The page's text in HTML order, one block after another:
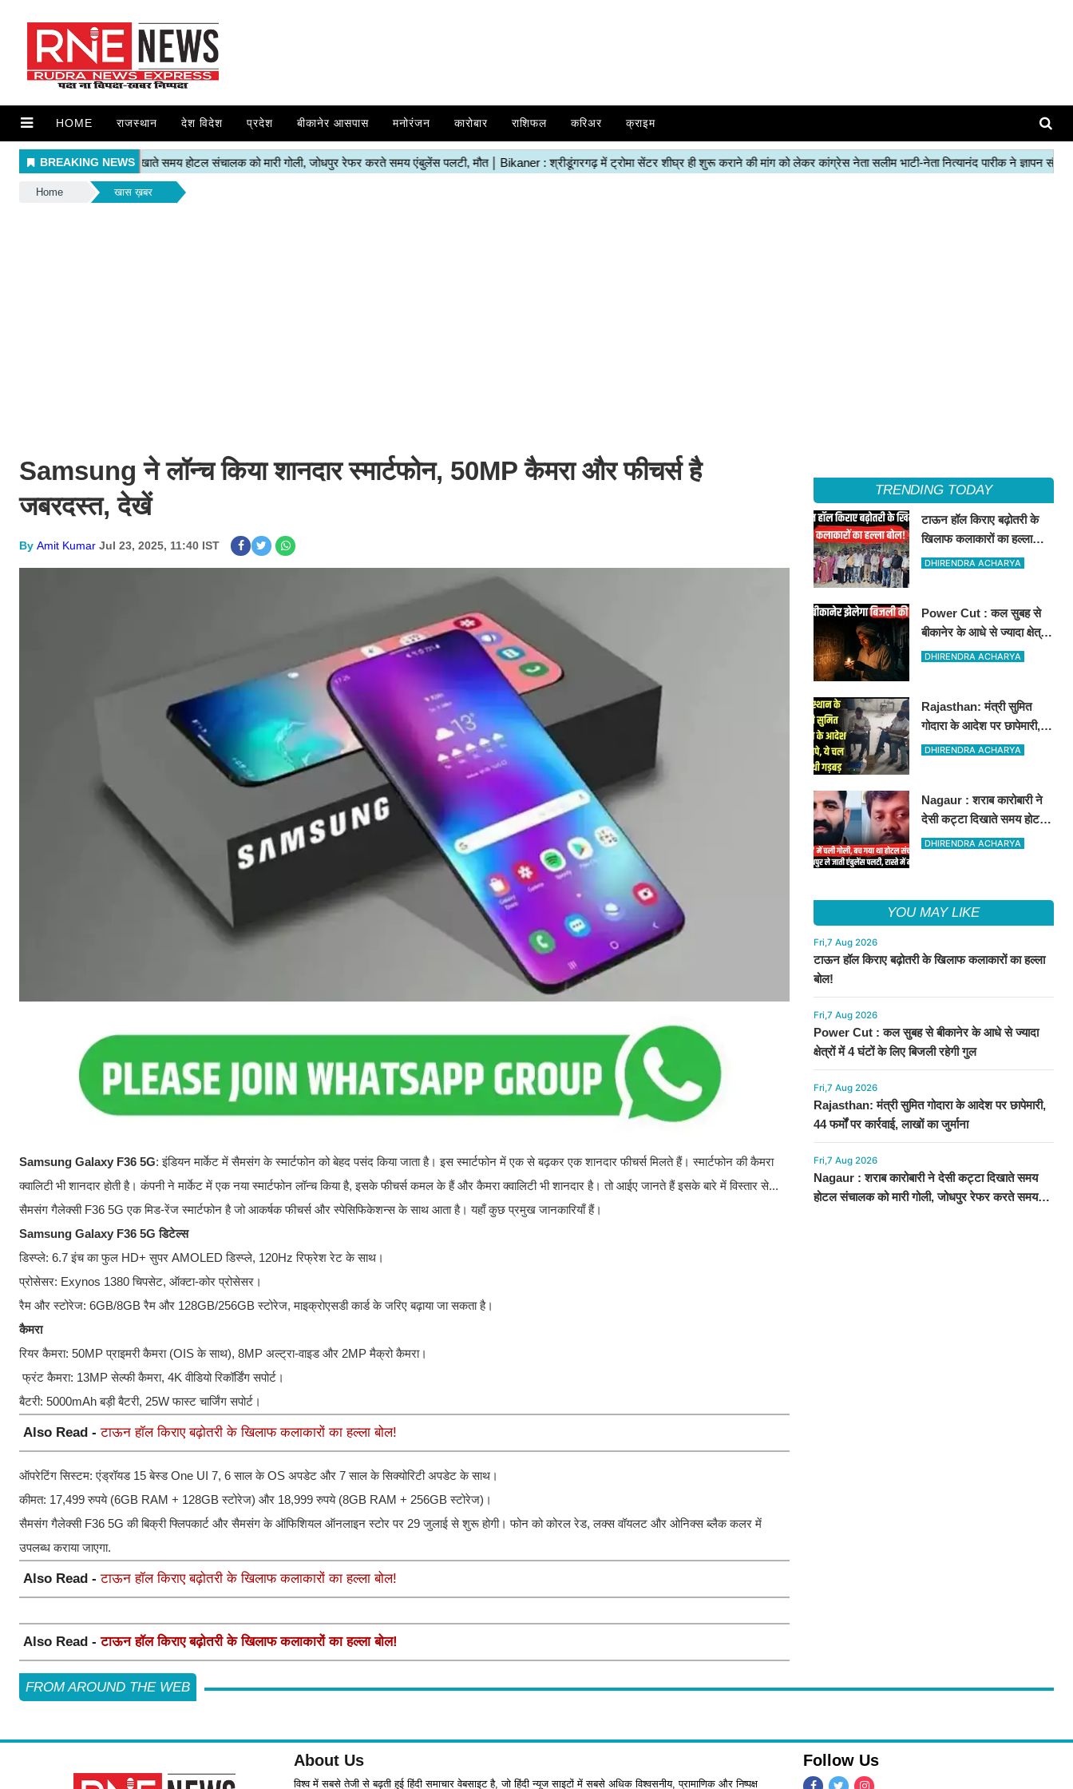
HOME राजस्थान देश विदेश प्रदेश बीकानेर आसपास मनोरंजन कारोबार राशिफल करिअर क्राइम
Home खास ख़बर
Samsung ने लॉन्च किया शानदार स्मार्टफोन, 50MP कैमरा और फीचर्स है
जबरदस्त, देखें
By Amit Kumar Jul 23, 2025, 11:40 IST
Samsung Galaxy F36 5G: इंडियन मार्केट में सैमसंग के स्मार्टफोन को बेहद पसंद किया जाता है। इस स्मार्टफोन में एक से बढ़कर एक शानदार फीचर्स मिलते हैं। स्मार्टफोन की कैमरा
क्वालिटी भी शानदार होती है। कंपनी ने मार्केट में एक नया स्मार्टफोन लॉन्च किया है, इसके फीचर्स कमल के हैं और कैमरा क्वालिटी भी शानदार है। तो आईए जानते हैं इसके बारे में विस्तार से...
सैमसंग गैलेक्सी F36 5G एक मिड-रेंज स्मार्टफोन है जो आकर्षक फीचर्स और स्पेसिफिकेशन्स के साथ आता है। यहाँ कुछ प्रमुख जानकारियाँ हैं।
Samsung Galaxy F36 5G डिटेल्स
डिस्प्ले: 6.7 इंच का फुल HD+ सुपर AMOLED डिस्प्ले, 120Hz रिफ्रेश रेट के साथ।
प्रोसेसर: Exynos 1380 चिपसेट, ऑक्टा-कोर प्रोसेसर।
रैम और स्टोरेज: 6GB/8GB रैम और 128GB/256GB स्टोरेज, माइक्रोएसडी कार्ड के जरिए बढ़ाया जा सकता है।
कैमरा
रियर कैमरा: 50MP प्राइमरी कैमरा (OIS के साथ), 8MP अल्ट्रा-वाइड और 2MP मैक्रो कैमरा।
फ्रंट कैमरा: 13MP सेल्फी कैमरा, 4K वीडियो रिकॉर्डिंग सपोर्ट।
बैटरी: 5000mAh बड़ी बैटरी, 25W फास्ट चार्जिंग सपोर्ट।
Also Read -टाऊन हॉल किराए बढ़ोतरी के खिलाफ कलाकारों का हल्ला बोल!
ऑपरेटिंग सिस्टम: एंड्रॉयड 15 बेस्ड One UI 7, 6 साल के OS अपडेट और 7 साल के सिक्योरिटी अपडेट के साथ।
कीमत: 17,499 रुपये (6GB RAM + 128GB स्टोरेज) और 18,999 रुपये (8GB RAM + 256GB स्टोरेज)।
सैमसंग गैलेक्सी F36 5G की बिक्री फ्लिपकार्ट और सैमसंग के ऑफिशियल ऑनलाइन स्टोर पर 29 जुलाई से शुरू होगी। फोन को कोरल रेड, लक्स वॉयलट और ओनिक्स ब्लैक कलर में
उपलब्ध कराया जाएगा.
Also Read -टाऊन हॉल किराए बढ़ोतरी के खिलाफ कलाकारों का हल्ला बोल!
Also Read -टाऊन हॉल किराए बढ़ोतरी के खिलाफ कलाकारों का हल्ला बोल!
TRENDING TODAY
टाऊन हॉल किराए बढ़ोतरी के
खिलाफ कलाकारों का हल्ला
बोल!
DHIRENDRA ACHARYA
Power Cut : कल सुबह से
बीकानेर के आधे से ज्यादा क्षेत्रों
में 4 घंटों के लिए बिजली रहेगी
DHIRENDRA ACHARYA
Rajasthan: मंत्री सुमित
गोदारा के आदेश पर छापेमारी,
44 फर्मों पर कार्रवाई, लाखों का
DHIRENDRA ACHARYA
Nagaur : शराब कारोबारी ने
देसी कट्टा दिखाते समय होटल
संचालक को मारी गोली, जोधपुर
DHIRENDRA ACHARYA
YOU MAY LIKE
Fri,7 Aug 2026
टाऊन हॉल किराए बढ़ोतरी के खिलाफ कलाकारों का हल्ला
बोल!
Fri,7 Aug 2026
Power Cut : कल सुबह से बीकानेर के आधे से ज्यादा
क्षेत्रों में 4 घंटों के लिए बिजली रहेगी गुल
Fri,7 Aug 2026
Rajasthan: मंत्री सुमित गोदारा के आदेश पर छापेमारी,
44 फर्मों पर कार्रवाई, लाखों का जुर्माना
Fri,7 Aug 2026
Nagaur : शराब कारोबारी ने देसी कट्टा दिखाते समय
होटल संचालक को मारी गोली, जोधपुर रेफर करते समय
FROM AROUND THE WEB
About Us
विश्व में सबसे तेजी से बढ़ती हुई हिंदी समाचार वेबसाइट है, जो हिंदी न्यूज साइटों में सबसे अधिक विश्वसनीय, प्रामाणिक और निष्पक्ष
Follow Us